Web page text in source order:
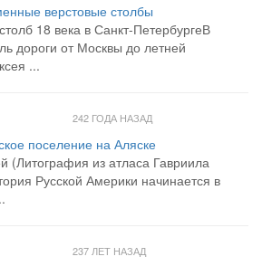
верстовые столбы
18 века в Санкт-ПетербургеВ
дороги от Москвы до летней
...
242 ГОДА НАЗАД
поселение на Аляске
(Литография из атласа Гавриила
Русской Америки начинается в
237 ЛЕТ НАЗАД